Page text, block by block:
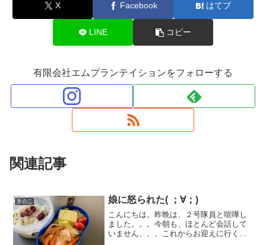
X Facebook はてブ
LINE コピー
有限会社エムプランテイションをフォローする
関連記事
きのこ 娘に怒られた( ；∀；)
こんにちは。昨晩は、２号隊員と喧嘩し
ました。。。今朝も、ほとんど会話して
いません、、、これからお迎えに行くの